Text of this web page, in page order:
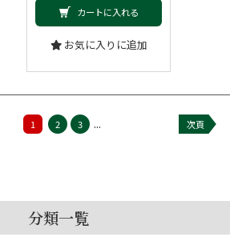
カートに入れる
お気に入りに追加
1 2 3 ... 次頁
分類一覧